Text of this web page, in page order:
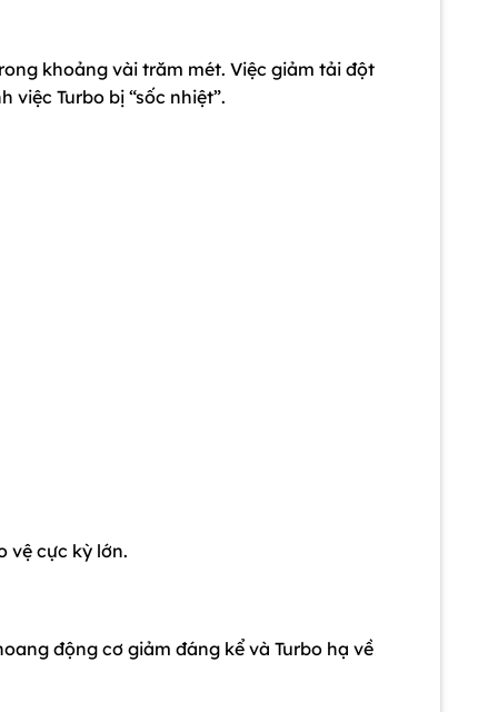
khoảng vài trăm mét. Việc giảm tải đột
Turbo bị “sốc nhiệt”.
vệ cực kỳ lớn.
động cơ giảm đáng kể và Turbo hạ về